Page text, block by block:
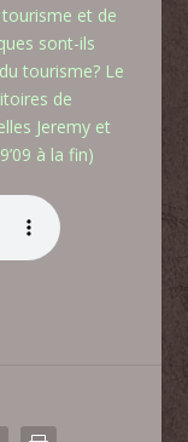
et de
sont-ils
tourisme? Le
de
Jeremy et
à la fin)